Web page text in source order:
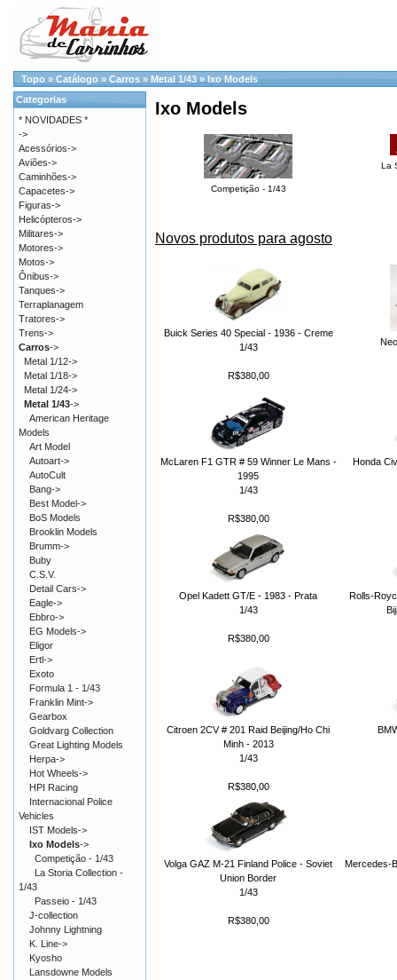
Topo » Catálogo » Carros » Metal 1/43 » Ixo Models
Ixo Models
Competição - 1/43
La
Novos produtos para agosto
Buick Series 40 Special - 1936 - Creme
1/43
R$380,00
McLaren F1 GTR # 59 Winner Le Mans -
1995
1/43
R$380,00
Honda
Opel Kadett GT/E - 1983 - Prata
1/43
R$380,00
Rolls-
Citroen 2CV # 201 Raid Beijing/Ho Chi
Minh - 2013
1/43
R$380,00
Volga GAZ M-21 Finland Police - Soviet
Union Border
1/43
R$380,00
Mercedes-
Categorias
* NOVIDADES *
->
Acessórios->
Aviões->
Caminhões->
Capacetes->
Figuras->
Helicópteros->
Militares->
Motores->
Motos->
Ônibus->
Tanques->
Terraplanagem
Tratores->
Trens->
Carros->
Metal 1/12->
Metal 1/18->
Metal 1/24->
Metal 1/43->
American Heritage
Models
Art Model
Autoart->
AutoCult
Bang->
Best Model->
BoS Models
Brooklin Models
Brumm->
Buby
C.S.V.
Detail Cars->
Eagle->
Ebbro->
EG Models->
Eligor
Ertl->
Exoto
Formula 1 - 1/43
Franklin Mint->
Gearbox
Goldvarg Collection
Great Lighting Models
Herpa->
Hot Wheels->
HPI Racing
Internacional Police
Vehicles
IST Models->
Ixo Models->
Competição - 1/43
La Storia Collection -
1/43
Passeio - 1/43
J-collection
Johnny Lightning
K. Line->
Kyosho
Lansdowne Models